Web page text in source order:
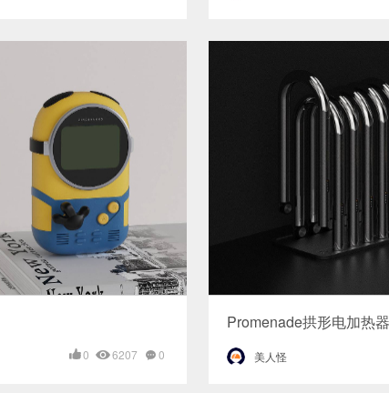
0 6207 0
Promenade拱形电加热
美人怪